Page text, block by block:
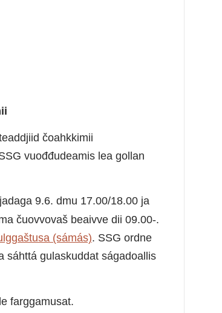
čoahkkimii
vuođđudeamis lea gollan
9.6. dmu 17.00/18.00 ja
čuovvovaš beaivve dii 09.00-.
(sámás). SSG ordne
sáhttá gulaskuddat ságadoallis
farggamusat.